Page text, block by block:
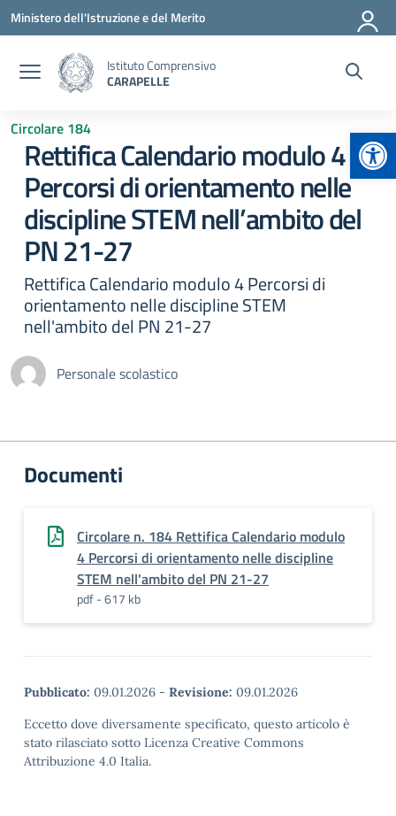
Vai ai contenuti
Vai al menu di navigazione
Vai al footer
Ministero dell'Istruzione e del Merito
Istituto Comprensivo
CARAPELLE
Circolare 184
Rettifica Calendario modulo 4
Percorsi di orientamento nelle
discipline STEM nell’ambito del
PN 21-27
Rettifica Calendario modulo 4 Percorsi di
orientamento nelle discipline STEM
nell'ambito del PN 21-27
Personale scolastico
Documenti
Circolare n. 184 Rettifica Calendario modulo
4 Percorsi di orientamento nelle discipline
STEM nell'ambito del PN 21-27
pdf - 617 kb
Pubblicato: 09.01.2026 - Revisione: 09.01.2026
Eccetto dove diversamente specificato, questo articolo è
stato rilasciato sotto Licenza Creative Commons
Attribuzione 4.0 Italia.